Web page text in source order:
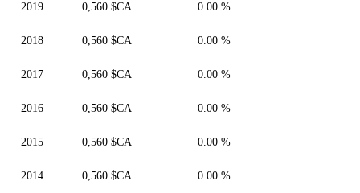
2019 0,560 $CA 0.00 %
2018 0,560 $CA 0.00 %
2017 0,560 $CA 0.00 %
2016 0,560 $CA 0.00 %
2015 0,560 $CA 0.00 %
2014 0,560 $CA 0.00 %